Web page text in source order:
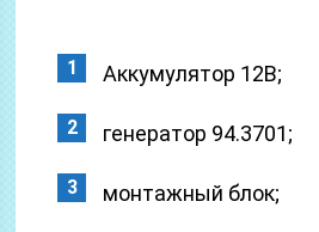
Аккумулятор 12В;
генератор 94.3701;
монтажный блок;